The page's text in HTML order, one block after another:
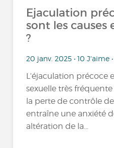
Ejaculation
sont les causes
?
20 janv. 2025 • 10 J'aime
L’éjaculation précoce
sexuelle très
la perte de contrôle
entraîne une anxiété
altération de la...